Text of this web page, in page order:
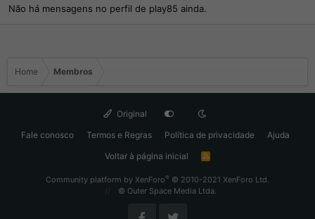
Não há mensagens no perfil de play85 ainda.
Home Membros
Original
Fale conosco
Termos e Regras Política de privacidade
Ajuda
Voltar à página inicial
R
Community platform by XenForo® © 2010-2021 XenForo Ltd.
© Outer Space Media Ltda.